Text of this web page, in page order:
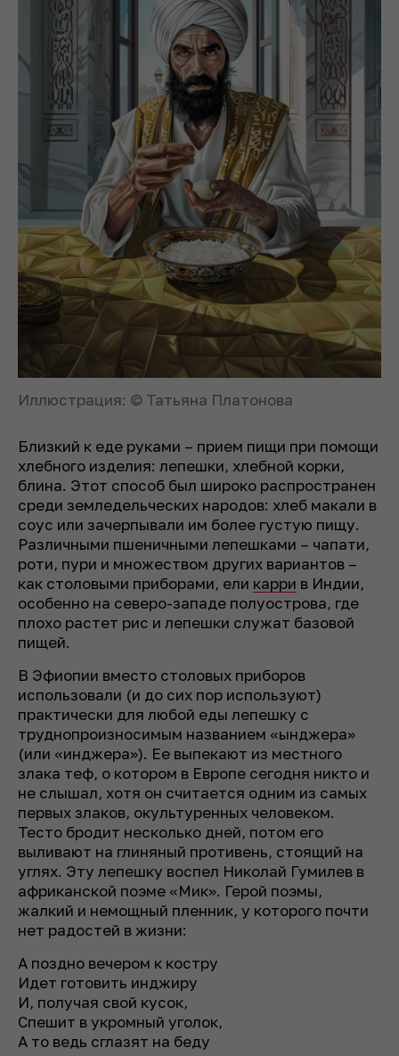
Иллюстрация: © Татьяна Платонова
Близкий к еде руками – прием пищи при помощи
хлебного изделия: лепешки, хлебной корки,
блина. Этот способ был широко распространен
среди земледельческих народов: хлеб макали в
соус или зачерпывали им более густую пищу.
Различными пшеничными лепешками – чапати,
роти, пури и множеством других вариантов –
как столовыми приборами, ели карри в Индии,
особенно на северо-западе полуострова, где
плохо растет рис и лепешки служат базовой
пищей.
В Эфиопии вместо столовых приборов
использовали (и до сих пор используют)
практически для любой еды лепешку с
труднопроизносимым названием «ынджера»
(или «инджера»). Ее выпекают из местного
злака теф, о котором в Европе сегодня никто и
не слышал, хотя он считается одним из самых
первых злаков, окультуренных человеком.
Тесто бродит несколько дней, потом его
выливают на глиняный противень, стоящий на
углях. Эту лепешку воспел Николай Гумилев в
африканской поэме «Мик». Герой поэмы,
жалкий и немощный пленник, у которого почти
нет радостей в жизни:
А поздно вечером к костру
Идет готовить инджиру
И, получая свой кусок,
Спешит в укромный уголок,
А то ведь сглазят на беду